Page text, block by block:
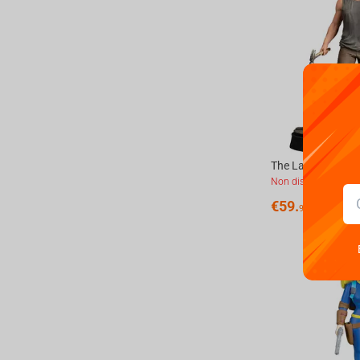
The Last of Us
Non disponible
€59.99